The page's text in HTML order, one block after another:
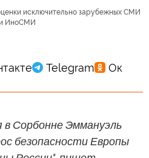
исключительно зарубежных СМИ
ИноСМИ
Сорбонне Эммануэль
безопасности Европы